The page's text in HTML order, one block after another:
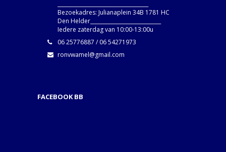
Bezoekadres: Julianaplein 34B 1781 HC
Den Helder____________________________
Iedere zaterdag van 10:00-13:00u
06 25776887 / 06 54271973
ronvwamel@gmail.com
FACEBOOK BB